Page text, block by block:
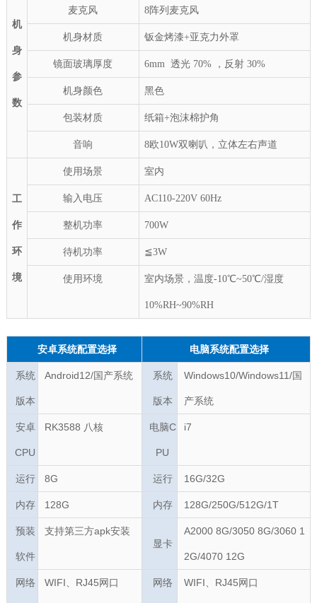
机
身
参
数
麦克风 8阵列麦克风
机身材质 钣金烤漆+亚克力外罩
镜面玻璃厚度 6mm 透光 70% ，反射 30%
机身颜色 黑色
包装材质 纸箱+泡沫棉护角
音响 8欧10W双喇叭，立体左右声道
工
作
环
境
使用场景 室内
输入电压 AC1 1 0-220V 60Hz
整机功率 700W
待机功率 ≦3W
使用环境 室内场景，温度‐10℃~50℃/湿度
10%RH~90%RH
安卓系统配置选择 电脑系统配置选择
系统
版本
Android12/国产系统 系统
版本
Windows10/Windows11/国
产系统
安卓
CPU
RK3588 八核 电脑C
PU
i7
运行 8G 运行 16G/32G
内存 128G 内存 128G/250G/512G/1T
预装
软件
支持第三方apk安装
显卡
A2000 8G/3050 8G/3060 1
2G/4070 12G
网络 WIFI、RJ45网口 网络 WIFI、RJ45网口